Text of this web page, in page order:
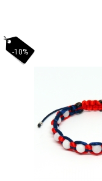
-10%